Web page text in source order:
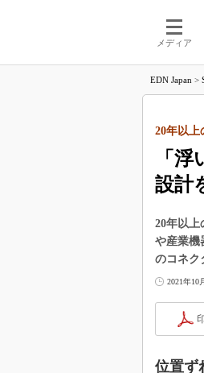
メディア
EDN Japan >
「
設計
20年以上
20年以上
や産業機
のコネク
2021年10
位置ず